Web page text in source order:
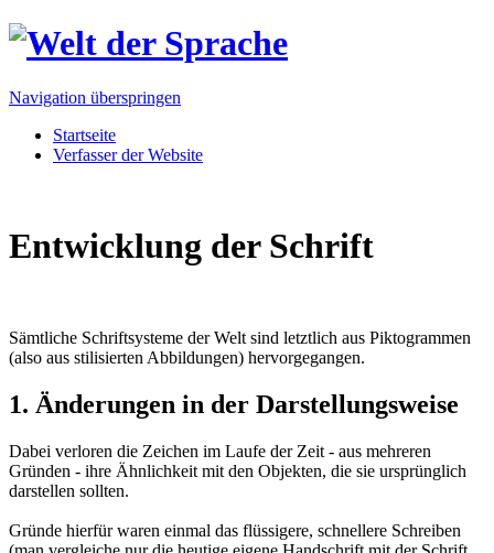
Navigation überspringen
Startseite
Verfasser der Website
Entwicklung der Schrift
Sämtliche Schriftsysteme der Welt sind letztlich aus Piktogrammen
(also aus stilisierten Abbildungen) hervorgegangen.
1. Änderungen in der Darstellungsweise
Dabei verloren die Zeichen im Laufe der Zeit - aus mehreren
Gründen - ihre Ähnlichkeit mit den Objekten, die sie ursprünglich
darstellen sollten.
Gründe hierfür waren einmal das flüssigere, schnellere Schreiben